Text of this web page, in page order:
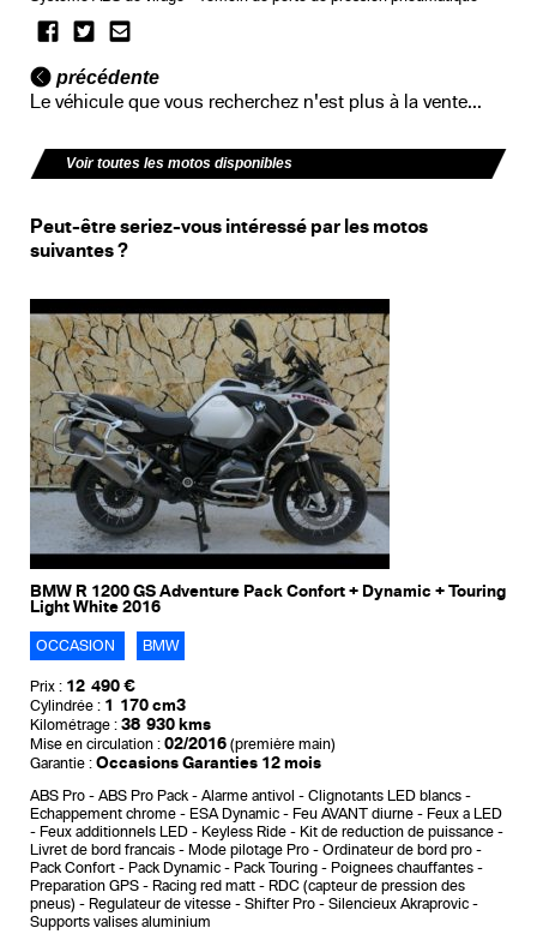
précédente
Le véhicule que vous recherchez n'est plus à la vente...
Voir toutes les motos disponibles
Peut-être seriez-vous intéressé par les motos
suivantes ?
BMW R 1200 GS Adventure Pack Confort + Dynamic + Touring
Light White 2016
OCCASION BMW
Prix : 12 490 €
Cylindrée : 1 170 cm3
Kilométrage : 38 930 kms
Mise en circulation : 02/2016 (première main)
Garantie : Occasions Garanties 12 mois
ABS Pro ABS Pro Pack Alarme antivol
Clignotants LED blancs
Echappement chrome
ESA Dynamic Feu AVANT diurne
Feux a LED
Feux additionnels LED
Keyless Ride
Kit de reduction de puissance
Livret de bord francais
Mode pilotage Pro
Ordinateur de bord pro
Pack Confort
Pack Dynamic Pack Touring
Poignees chauffantes
Preparation GPS
Racing red matt
RDC (capteur de pression des
pneus)
Regulateur de vitesse Shifter Pro
Silencieux Akraprovic
Supports valises aluminium